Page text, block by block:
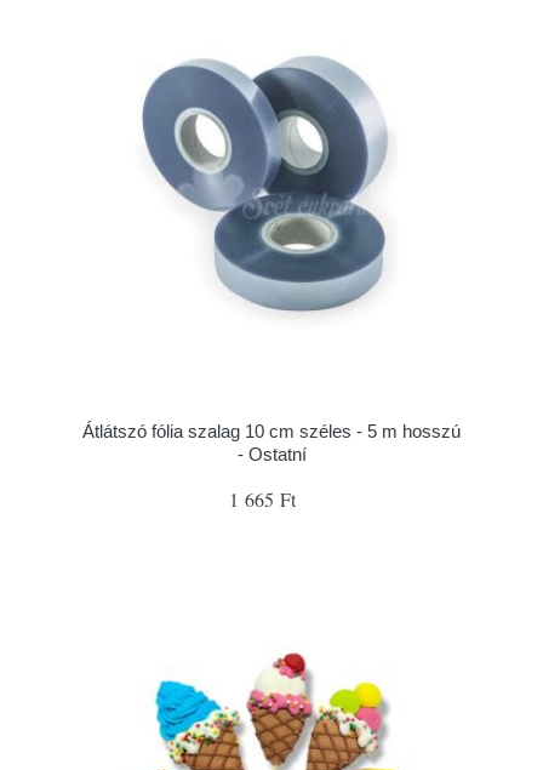
Átlátszó fólia szalag 10 cm széles - 5 m hosszú
- Ostatní
1 665 Ft